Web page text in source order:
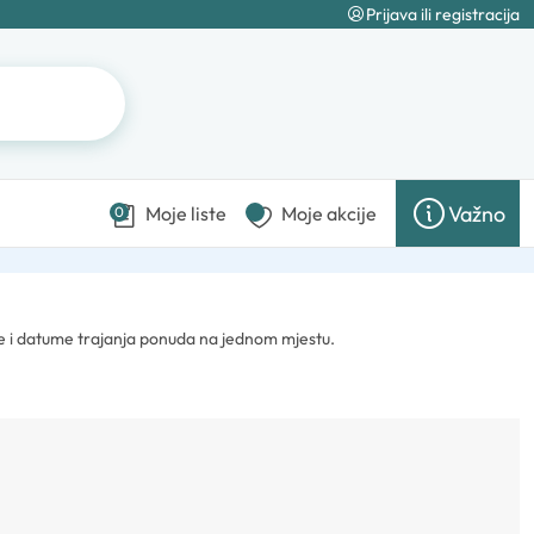
Prijava ili registracija
0 Moje liste Moje akcije Važno
i datume trajanja ponuda na jednom mjestu.